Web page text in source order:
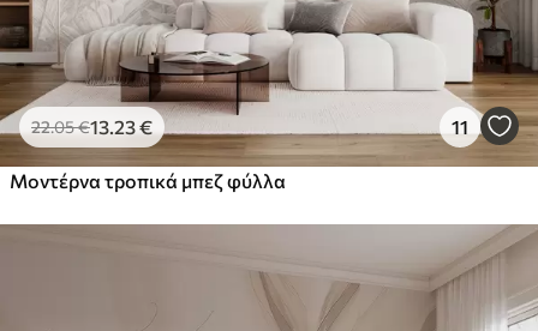
56 .6734 .00€/m²
Premium βινύλιο
65.00 39 .00 €/m²
Peel and Stick
81.6749.00€/m²
22.05€13 .23€ 11
Μοντέρνα τροπικά μπεζ φύλλα